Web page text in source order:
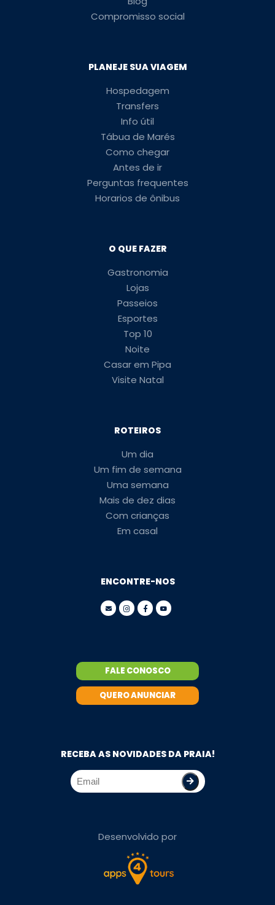
Compromisso social
PLANEJE SUA VIAGEM
Hospedagem
Transfers
Info útil
Tábua de Marés
Como chegar
Antes de ir
Perguntas frequentes
Horarios de ônibus
O QUE FAZER
Gastronomia
Lojas
Passeios
Esportes
Top 10
Noite
Casar em Pipa
Visite Natal
ROTEIROS
Um dia
Um fim de semana
Uma semana
Mais de dez dias
Com crianças
Em casal
ENCONTRE-NOS
FALE CONOSCO
QUERO ANUNCIAR
RECEBA AS NOVIDADES DA PRAIA!
Desenvolvido por